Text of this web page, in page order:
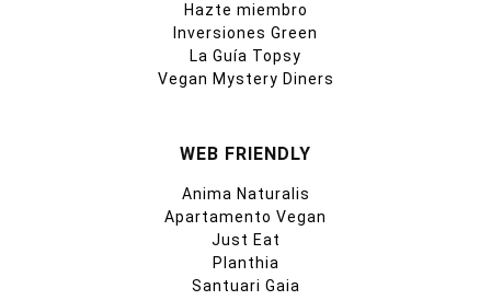
Hazte miembro
Inversiones Green
La Guía Topsy
Vegan Mystery Diners
WEB FRIENDLY
Anima Naturalis
Apartamento Vegan
Just Eat
Planthia
Santuari Gaia